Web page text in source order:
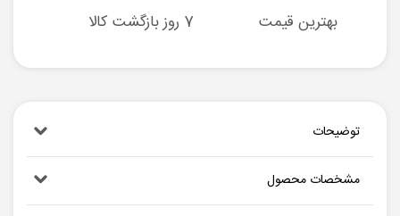
بهترین قیمت 7 روز بازگشت کالا
توضیحات
مشخصات محصول